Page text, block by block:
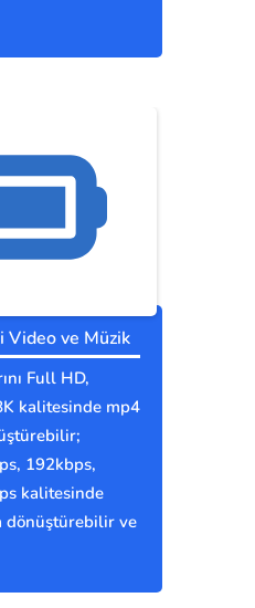
Video ve Müzik
Full HD,
kalitesinde mp4
192kbps,
kalitesinde
dönüştürebilir ve